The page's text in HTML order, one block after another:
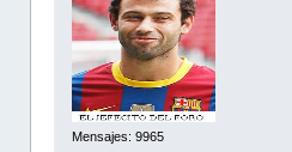
Mensajes: 9965